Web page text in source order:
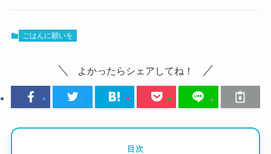
ごはんに願いを
よかったらシェアしてね！
目次